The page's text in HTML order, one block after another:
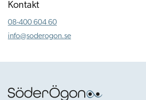
Kontakt
08-400 604 60
info@soderogon.se